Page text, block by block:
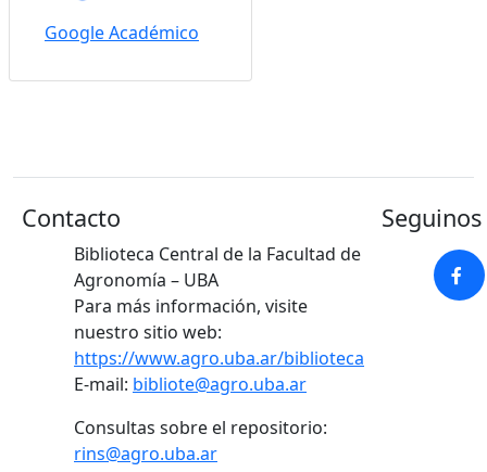
Google Académico
Contacto
Biblioteca Central de la Facultad de
Agronomía – UBA
Para más información, visite
nuestro sitio web:
https://www.agro.uba.ar/biblioteca
E-mail: bibliote@agro.uba.ar
Consultas sobre el repositorio:
rins@agro.uba.ar